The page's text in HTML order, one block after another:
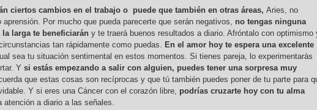
ciertos cambios en el trabajo o puede que también en otras áreas, Aries, no
aprensión. Por mucho que pueda parecerte que serán negativos, no tengas ninguna
la larga te beneficiarán y te traerá buenos resultados a diario. Afróntalo con optimismo
tan rápidamente como puedas. En el amor hoy te espera una excelente
sea tu situación sentimental en estos momentos. Si tienes pareja, lo experimentarás
Y si estás empezando a salir con alguien, puedes tener una sorpresa muy
que estas cosas son recíprocas y que tú también puedes poner de tu parte para
Y si eres una Cáncer con el corazón libre, podrías cruzarte hoy con tu alma
atención a diario a las señales.